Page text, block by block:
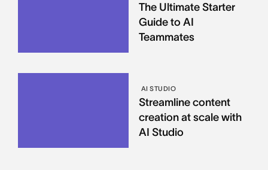
The Ultimate Starter
Guide to AI
Teammates
AI STUDIO
Streamline content
creation at scale with
AI Studio